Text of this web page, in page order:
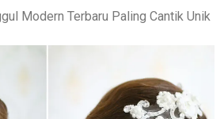
Modern Terbaru Paling Cantik Unik